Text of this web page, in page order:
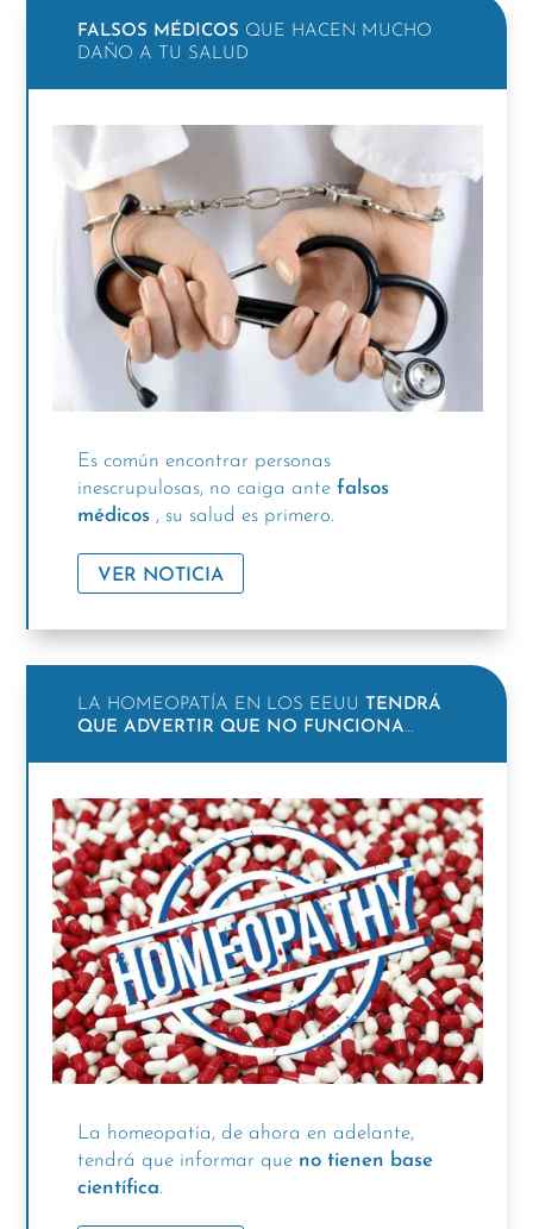
FALSOS MÉDICOS QUE HACEN MUCHO
DAÑO A TU SALUD
Es común encontrar personas
inescrupulosas, no caiga ante falsos
médicos, su salud es primero.
VER NOTICIA
LA HOMEOPATÍA EN LOS EEUU TENDRÁ
QUE ADVERTIR QUE NO FUNCIONA…
La homeopatía, de ahora en adelante,
tendrá que informar que no tienen base
científica.